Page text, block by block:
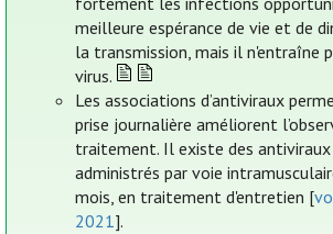
meilleure espérance de vie et de
la transmission, mais il n'entraîne
virus.
Les associations d’antiviraux
prise journalière améliorent
traitement. Il existe des
administrés par voie
mois, en traitement d'entretien [
2021].